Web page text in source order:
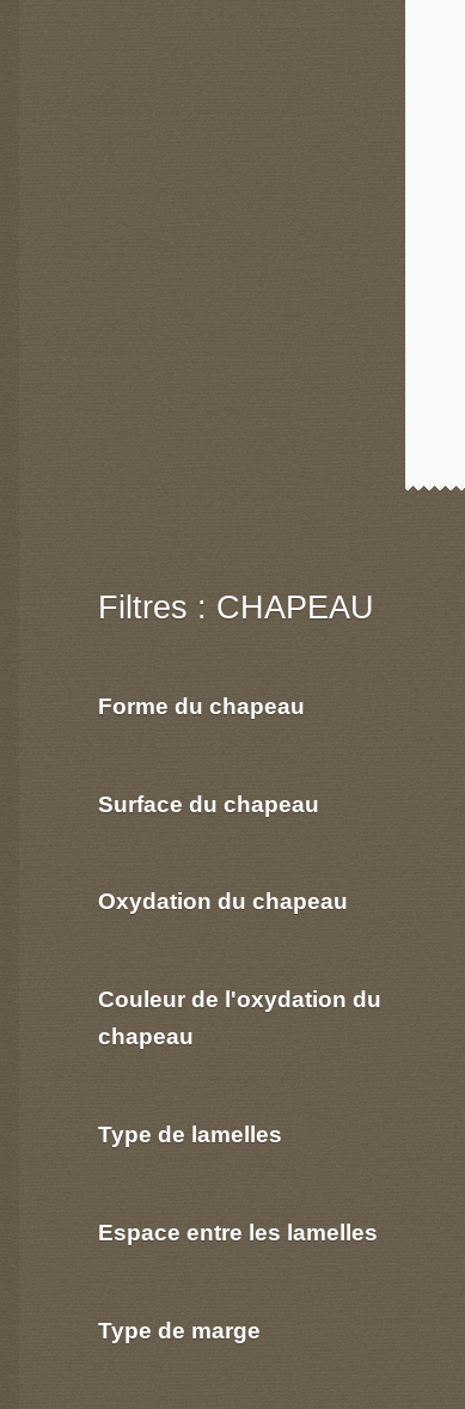
Filtres : CHAPEAU
Forme du chapeau
Surface du chapeau
Oxydation du chapeau
Couleur de l'oxydation du
chapeau
Type de lamelles
Espace entre les lamelles
Type de marge